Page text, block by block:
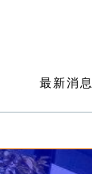
最新消息